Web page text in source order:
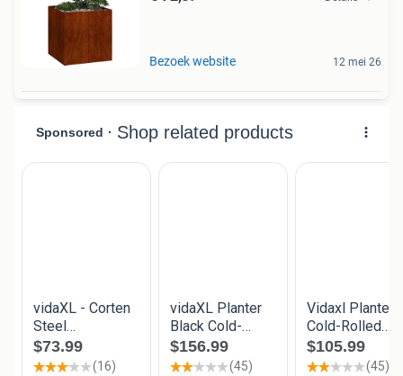
Bezoek website 12 mei 26